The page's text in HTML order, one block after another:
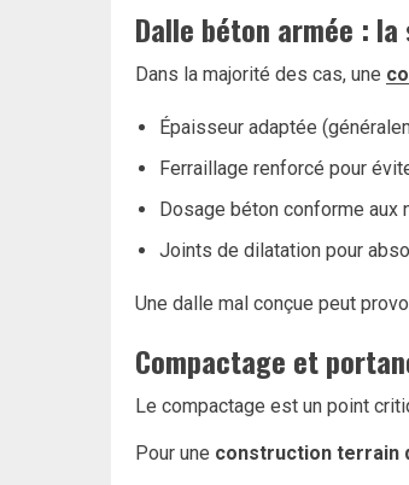
Dalle béton armée :
Dans la majorité des cas, une
Épaisseur adaptée
Ferraillage renforcé pour
Dosage béton conforme aux
Joints de dilatation pour
Une dalle mal conçue peut
Compactage et
Le compactage est un point
Pour une construction terrain